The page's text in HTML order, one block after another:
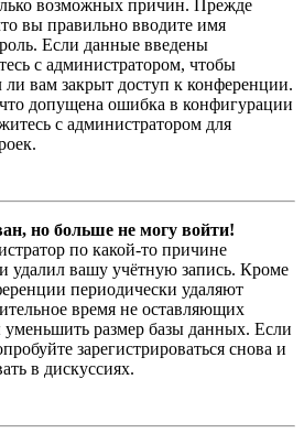
возможных причин. Прежде
вы правильно вводите имя
Если данные введены
с администратором, чтобы
ли вам закрыт доступ к конференции.
допущена ошибка в конфигурации
с администратором для
но больше не могу войти!
по какой-то причине
удалил вашу учётную запись. Кроме
периодически удаляют
время не оставляющих
размер базы данных. Если
зарегистрироваться снова и
в дискуссиях.